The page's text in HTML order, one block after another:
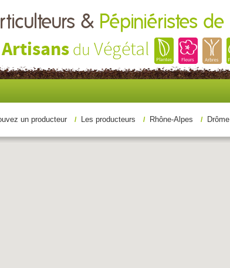
& Pépiniéristes de
Artisans du Végétal
un producteur Les producteurs Rhône-Alpes